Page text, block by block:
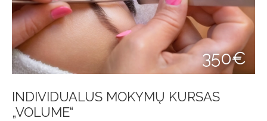
350€
INDIVIDUALUS MOKYMŲ KURSAS
„VOLUME“